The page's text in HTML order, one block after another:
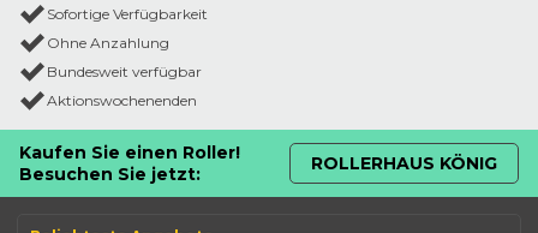
Sofortige Verfügbarkeit
Ohne Anzahlung
Bundesweit verfügbar
Aktionswochenenden
Kaufen Sie einen Roller!
Besuchen Sie jetzt:
ROLLERHAUS KÖNIG